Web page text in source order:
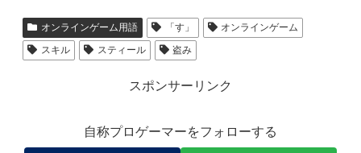
オンラインゲーム用語 「す」
オンラインゲーム
スキル
スティール 盗み
スポンサーリンク
自称プロゲーマーをフォローする